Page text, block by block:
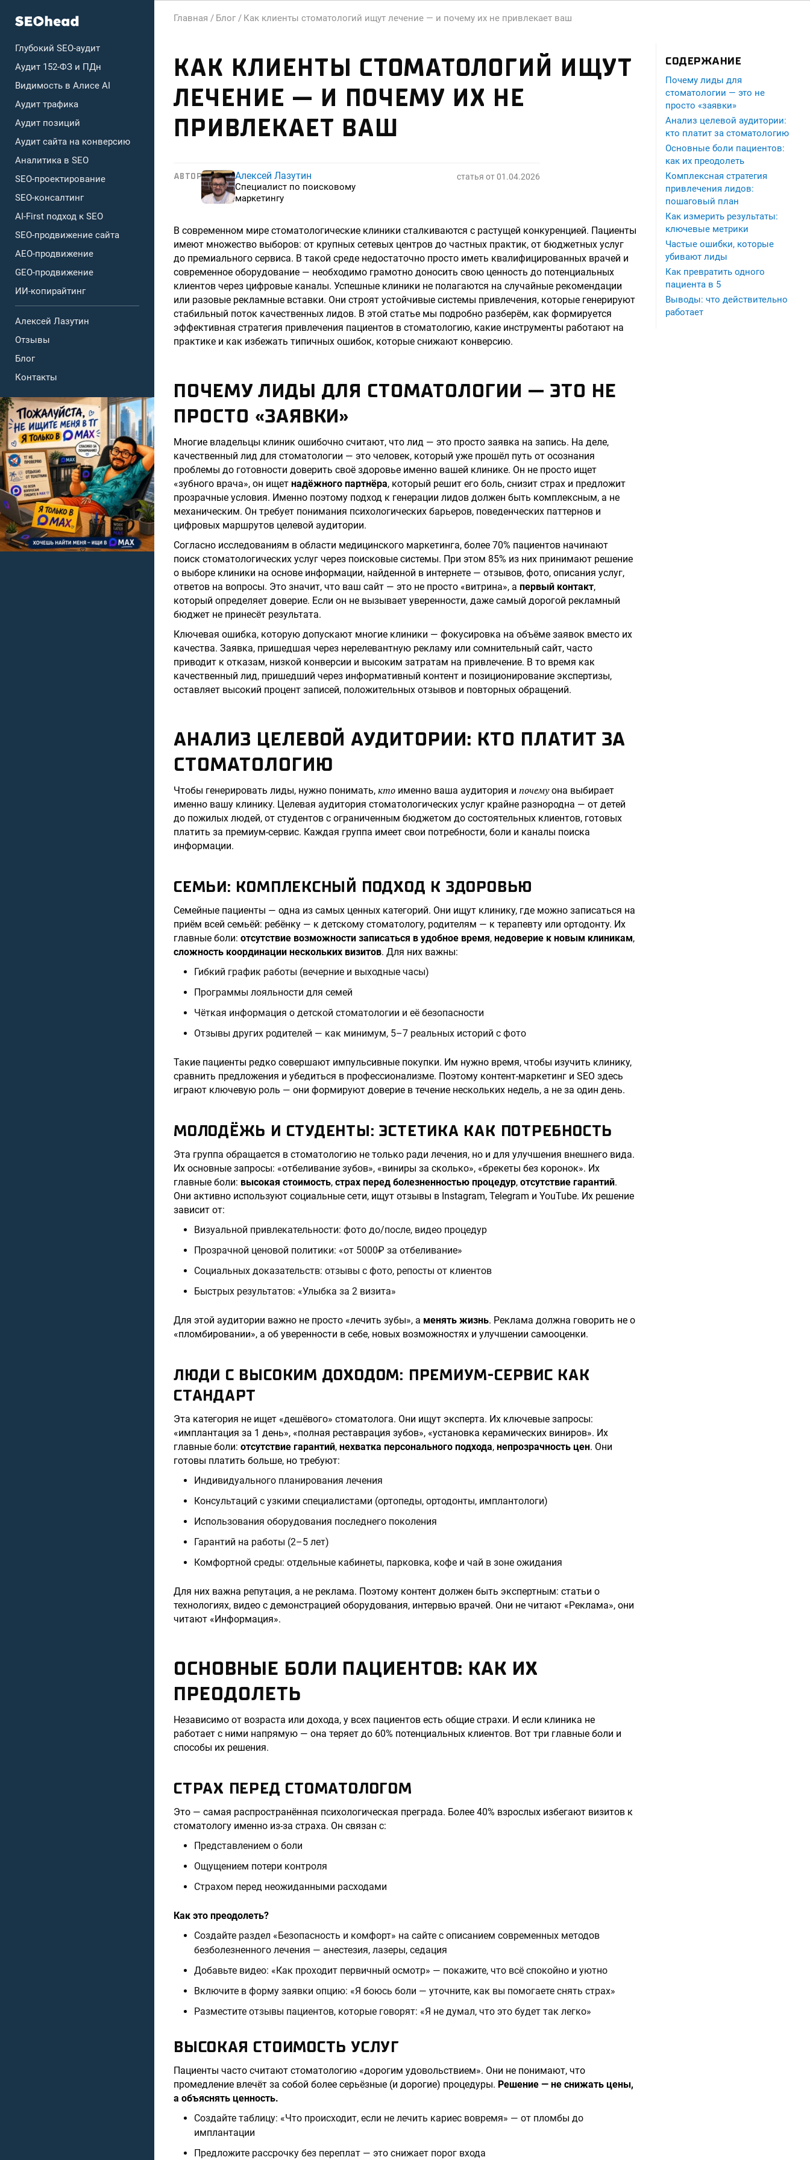
Глубокий SEO-аудит
Аудит 152-ФЗ и ПДн
Видимость в Алисе AI
Аудит трафика
Аудит позиций
Аудит сайта на конверсию
Аналитика в SEO
SEO-проектирование
SEO-консалтинг
AI-First подход к SEO
SEO-продвижение сайта
AEO-продвижение
GEO-продвижение
ИИ-копирайтинг
Алексей Лазутин
Отзывы
Блог
Контакты
Главная / Блог / Как клиенты стоматологий ищут лечение — и почему их не привлекает ваш
КАК КЛИЕНТЫ СТОМАТОЛОГИЙ ИЩУТ
ЛЕЧЕНИЕ — И ПОЧЕМУ ИХ НЕ
ПРИВЛЕКАЕТ ВАШ
АВТОР статья от01.04.2026
Алексей Лазутин
Специалист по поисковому
маркетингу
В современном мире стоматологические клиники сталкиваются с растущей конкуренцией. Пациенты
имеют множество выборов: от крупных сетевых центров до частных практик, от бюджетных услуг
до премиального сервиса. В такой среде недостаточно просто иметь квалифицированных врачей и
современное оборудование — необходимо грамотно доносить свою ценность до потенциальных
клиентов через цифровые каналы. Успешные клиники не полагаются на случайные рекомендации
или разовые рекламные вставки. Они строят устойчивые системы привлечения, которые генерируют
стабильный поток качественных лидов. В этой статье мы подробно разберём, как формируется
эффективная стратегия привлечения пациентов в стоматологию, какие инструменты работают на
практике и как избежать типичных ошибок, которые снижают конверсию.
ПОЧЕМУ ЛИДЫ ДЛЯ СТОМАТОЛОГИИ — ЭТО НЕ
ПРОСТО «ЗАЯВКИ»
Многие владельцы клиник ошибочно считают, что лид — это просто заявка на запись. На деле,
качественный лид для стоматологии — это человек, который уже прошёл путь от осознания
проблемы до готовности доверить своё здоровье именно вашей клинике. Он не просто ищет
«зубного врача», он ищет надёжного партнёра, который решит его боль, снизит страх и предложит
прозрачные условия. Именно поэтому подход к генерации лидов должен быть комплексным, а не
механическим. Он требует понимания психологических барьеров, поведенческих паттернов и
цифровых маршрутов целевой аудитории.
Согласно исследованиям в области медицинского маркетинга, более 70% пациентов начинают
поиск стоматологических услуг через поисковые системы. При этом 85% из них принимают решение
о выборе клиники на основе информации, найденной в интернете — отзывов, фото, описания услуг,
ответов на вопросы. Это значит, что ваш сайт — это не просто «витрина», а первый контакт,
который определяет доверие. Если он не вызывает уверенности, даже самый дорогой рекламный
бюджет не принесёт результата.
Ключевая ошибка, которую допускают многие клиники — фокусировка на объёме заявок вместо их
качества. Заявка, пришедшая через нерелевантную рекламу или сомнительный сайт, часто
приводит к отказам, низкой конверсии и высоким затратам на привлечение. В то время как
качественный лид, пришедший через информативный контент и позиционирование экспертизы,
оставляет высокий процент записей, положительных отзывов и повторных обращений.
АНАЛИЗ ЦЕЛЕВОЙ АУДИТОРИИ: КТО ПЛАТИТ ЗА
СТОМАТОЛОГИЮ
Чтобы генерировать лиды, нужно понимать, кто именно ваша аудитория и почемуона выбирает
именно вашу клинику. Целевая аудитория стоматологических услуг крайне разнородна — от детей
до пожилых людей, от студентов с ограниченным бюджетом до состоятельных клиентов, готовых
платить за премиум-сервис. Каждая группа имеет свои потребности, боли и каналы поиска
информации.
СЕМЬИ: КОМПЛЕКСНЫЙ ПОДХОД К ЗДОРОВЬЮ
Семейные пациенты — одна из самых ценных категорий. Они ищут клинику, где можно записаться на
приём всей семьёй: ребёнку — к детскому стоматологу, родителям — к терапевту или ортодонту. Их
главные боли: отсутствие возможности записаться в удобное время, недоверие к новым клиникам,
сложность координации нескольких визитов. Для них важны:
Гибкий график работы (вечерние и выходные часы)
Программы лояльности для семей
Чёткая информация о детской стоматологии и её безопасности
Отзывы других родителей — как минимум, 5–7 реальных историй с фото
Такие пациенты редко совершают импульсивные покупки. Им нужно время, чтобы изучить клинику,
сравнить предложения и убедиться в профессионализме. Поэтому контент-маркетинг и SEO здесь
играют ключевую роль — они формируют доверие в течение нескольких недель, а не за один день.
МОЛОДЁЖЬ И СТУДЕНТЫ: ЭСТЕТИКА КАК ПОТРЕБНОСТЬ
Эта группа обращается в стоматологию не только ради лечения, но и для улучшения внешнего вида.
Их основные запросы: «отбеливание зубов», «виниры за сколько», «брекеты без коронок». Их
главные боли: высокая стоимость, страх перед болезненностью процедур, отсутствие гарантий.
Они активно используют социальные сети, ищут отзывы в Instagram, Telegram и YouTube. Их решение
зависит от:
Визуальной привлекательности: фото до/после, видео процедур
Прозрачной ценовой политики: «от 5000₽ за отбеливание»
Социальных доказательств: отзывы с фото, репосты от клиентов
Быстрых результатов: «Улыбка за 2 визита»
Для этой аудитории важно не просто «лечить зубы», а менять жизнь. Реклама должна говорить не о
«пломбировании», а об уверенности в себе, новых возможностях и улучшении самооценки.
ЛЮДИ С ВЫСОКИМ ДОХОДОМ: ПРЕМИУМ-СЕРВИС КАК
СТАНДАРТ
Эта категория не ищет «дешёвого» стоматолога. Они ищут эксперта. Их ключевые запросы:
«имплантация за 1 день», «полная реставрация зубов», «установка керамических виниров». Их
главные боли: отсутствие гарантий, нехватка персонального подхода, непрозрачность цен. Они
готовы платить больше, но требуют:
Индивидуального планирования лечения
Консультаций с узкими специалистами (ортопеды, ортодонты, имплантологи)
Использования оборудования последнего поколения
Гарантий на работы (2–5 лет)
Комфортной среды: отдельные кабинеты, парковка, кофе и чай в зоне ожидания
Для них важна репутация, а не реклама. Поэтому контент должен быть экспертным: статьи о
технологиях, видео с демонстрацией оборудования, интервью врачей. Они не читают «Реклама», они
читают «Информация».
ОСНОВНЫЕ БОЛИ ПАЦИЕНТОВ: КАК ИХ
ПРЕОДОЛЕТЬ
Независимо от возраста или дохода, у всех пациентов есть общие страхи. И если клиника не
работает с ними напрямую — она теряет до 60% потенциальных клиентов. Вот три главные боли и
способы их решения.
СТРАХ ПЕРЕД СТОМАТОЛОГОМ
Это — самая распространённая психологическая преграда. Более 40% взрослых избегают визитов к
стоматологу именно из-за страха. Он связан с:
Представлением о боли
Ощущением потери контроля
Страхом перед неожиданными расходами
Как это преодолеть?
Создайте раздел «Безопасность и комфорт» на сайте с описанием современных методов
безболезненного лечения — анестезия, лазеры, седация
Добавьте видео: «Как проходит первичный осмотр» — покажите, что всё спокойно и уютно
Включите в форму заявки опцию: «Я боюсь боли — уточните, как вы помогаете снять страх»
Разместите отзывы пациентов, которые говорят: «Я не думал, что это будет так легко»
ВЫСОКАЯ СТОИМОСТЬ УСЛУГ
Пациенты часто считают стоматологию «дорогим удовольствием». Они не понимают, что
промедление влечёт за собой более серьёзные (и дорогие) процедуры. Решение — не снижать цены,
а объяснять ценность.
Создайте таблицу: «Что происходит, если не лечить кариес вовремя» — от пломбы до
имплантации
Предложите рассрочку без переплат — это снижает порог входа
СОДЕРЖАНИЕ
Почему лиды для
стоматологии — это не
просто «заявки»
Анализ целевой аудитории:
кто платит за стоматологию
Основные боли пациентов:
как их преодолеть
Комплексная стратегия
привлечения лидов:
пошаговый план
Как измерить результаты:
ключевые метрики
Частые ошибки, которые
убивают лиды
Как превратить одного
пациента в 5
Выводы: что действительно
работает